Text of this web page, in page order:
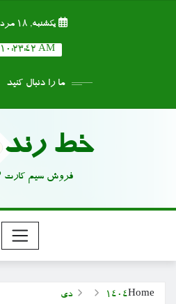
یکشنبه, ۱۸ مرداد ۱۴۰۵
10:23:42 AM
ما را دنبال کنید
خط رند 912
فروش سیم کارت 912 رند
Home
1404 دی